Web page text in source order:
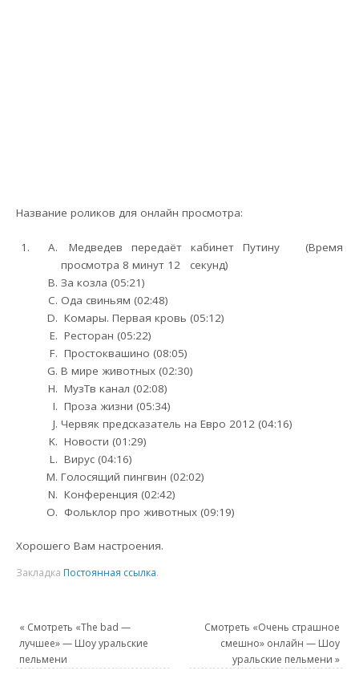
Название роликов для онлайн просмотра:
Медведев передаёт кабинет Путину (Время
просмотра 8 минут 12 секунд)
За козла (05:21)
Ода свиньям (02:48)
Комары. Первая кровь (05:12)
Ресторан (05:22)
Простоквашино (08:05)
В мире животных (02:30)
МузТв канал (02:08)
Проза жизни (05:34)
Червяк предсказатель на Евро 2012 (04:16)
Новости (01:29)
Вирус (04:16)
Голосящий пингвин (02:02)
Конференция (02:42)
Фольклор про животных (09:19)
Хорошего Вам настроения.
Закладка Постоянная ссылка.
« Смотреть «The bad —
лучшее» — Шоу уральские
пельмени
Смотреть «Очень страшное
смешно» онлайн — Шоу
уральские пельмени »